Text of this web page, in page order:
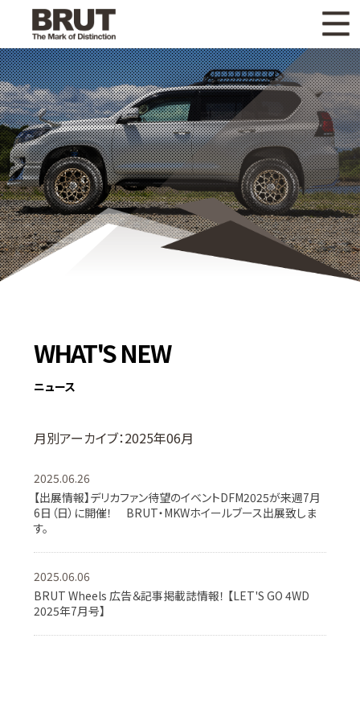
WHAT'S NEW ニュース
WHEEL LINEUP ホイールラインナップ
OTHER PRODUCT 関連製品
GALLERY ギャラリー
CATALOG カタログ請求
PRIVACY POLICY 個人情報保護方針
COMPANYWHAT'S NEW
ニュース
月別アーカイブ：2025年06月
2025.06.26
【出展情報】デリカファン待望のイベントDFM2025が来週7月
6日（日）に開催！ BRUT・MKWホイールブース出展致しま
す。
2025.06.06
BRUT Wheels 広告＆記事掲載誌情報！ 【LET'S GO 4WD
2025年7月号】